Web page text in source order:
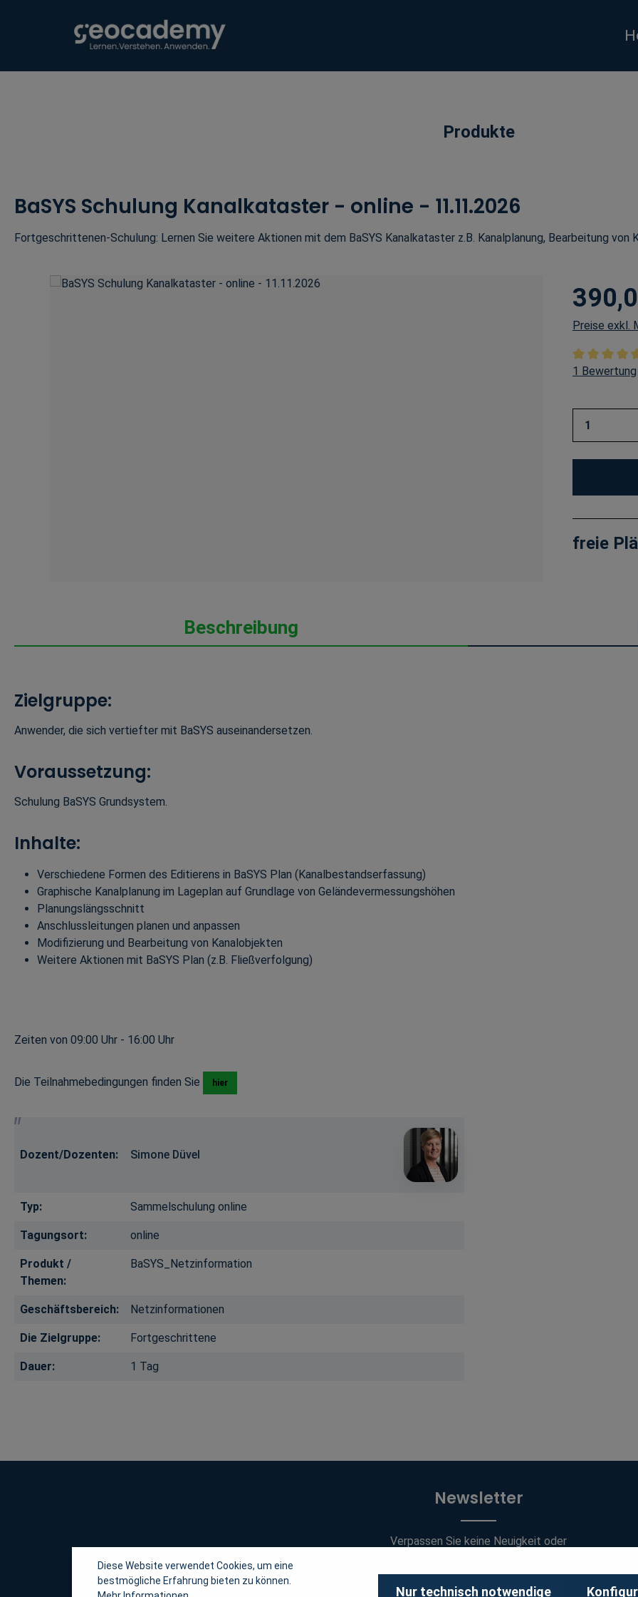
Produkte
BaSYS Schulung Kanalkataster - online - 11.11.2026
Fortgeschrittenen-Schulung: Lernen Sie weitere Aktionen mit dem BaSYS Kanalkataster z.B. Kanalplanung, Bearbeitung
Bildergalerie überspringen
Preise exkl.
1 Bewertung
freie
Beschreibung
Zielgruppe:
Anwender, die sich vertiefter mit BaSYS auseinandersetzen.
Voraussetzung:
Schulung BaSYS Grundsystem.
Inhalte:
Verschiedene Formen des Editierens in BaSYS Plan (Kanalbestandserfassung)
Graphische Kanalplanung im Lageplan auf Grundlage von Geländevermessungshöhen
Planungslängsschnitt
Anschlussleitungen planen und anpassen
Modifizierung und Bearbeitung von Kanalobjekten
Weitere Aktionen mit BaSYS Plan (z.B. Fließverfolgung)
Zeiten von 09:00 Uhr - 16:00 Uhr
Die Teilnahmebedingungen finden Sie hier
Dozent/Dozenten: Simone Düvel
Typ: Sammelschulung online
Tagungsort: online
Produkt /
Themen:
BaSYS_Netzinformation
Geschäftsbereich: Netzinformationen
Die Zielgruppe: Fortgeschrittene
Dauer: 1 Tag
Newsletter
Verpassen Sie keine Neuigkeit oder
E-Mail-Adresse*
Diese Website verwendet Cookies, um eine
bestmögliche Erfahrung bieten zu können.
Nur technisch notwendige